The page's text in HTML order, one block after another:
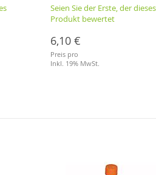
Seien Sie der Erste, der dieses
Produkt bewertet
6,10 €
Preis pro
Inkl. 19% MwSt.